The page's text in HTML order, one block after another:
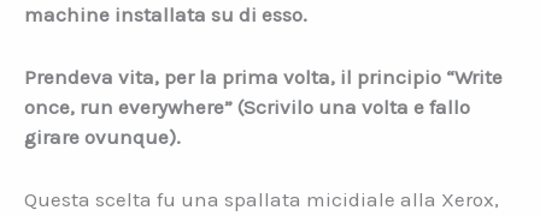
machine installata su di esso.
Prendeva vita, per la prima volta, il principio “Write
once, run everywhere” (Scrivilo una volta e fallo
girare ovunque).
Questa scelta fu una spallata micidiale alla Xerox,